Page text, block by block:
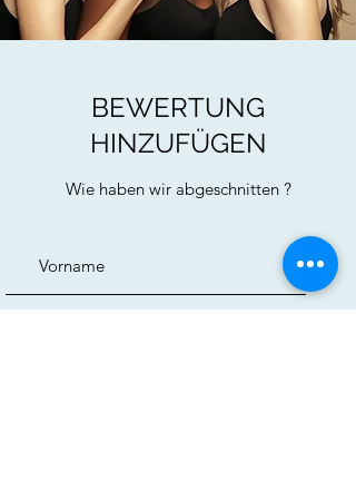
BEWERTUNG
HINZUFÜGEN
Wie haben wir abgeschnitten ?